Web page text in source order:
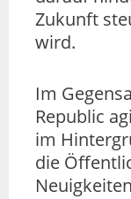
Zukunft
wird.
Im
Republic
im
die